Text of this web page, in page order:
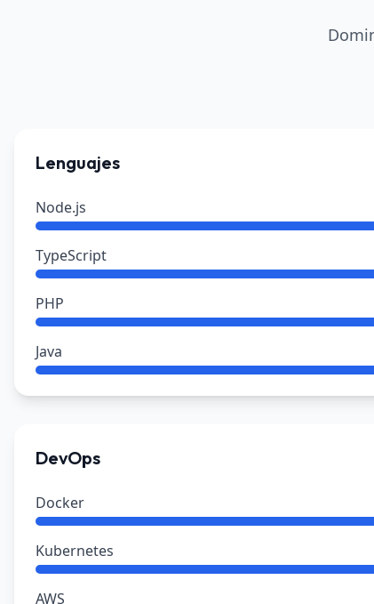
Lenguajes
Node.js
TypeScript
PHP
Java
DevOps
Docker
Kubernetes
AWS